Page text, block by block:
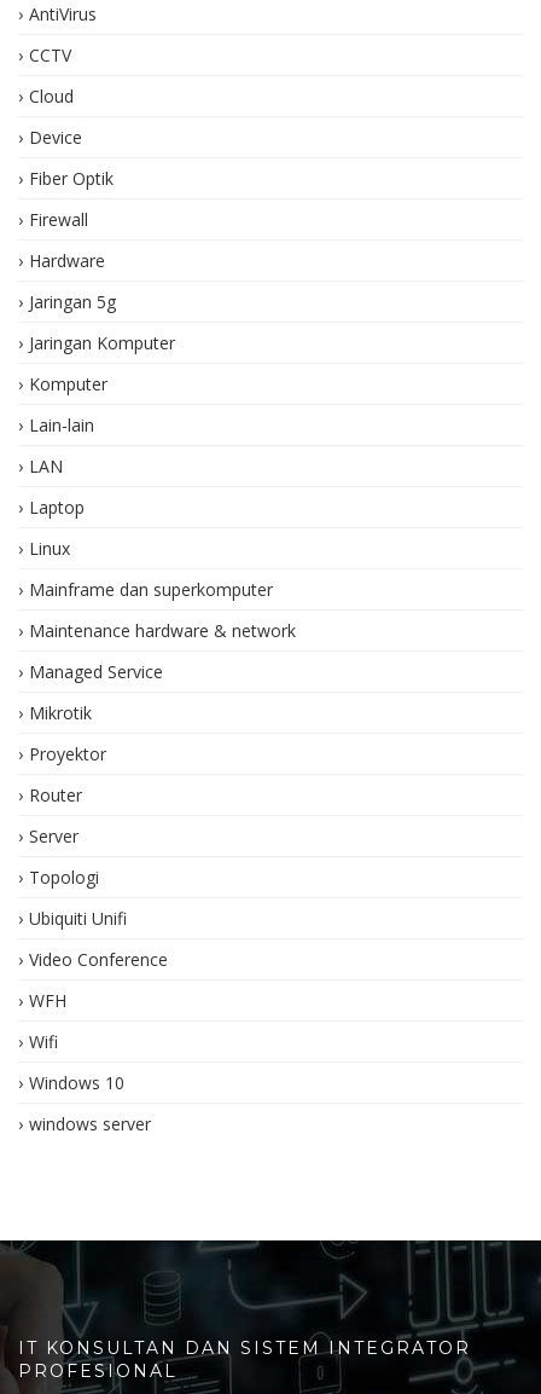
AntiVirus
CCTV
Cloud
Device
Fiber Optik
Firewall
Hardware
Jaringan 5g
Jaringan Komputer
Komputer
Lain-lain
LAN
Laptop
Linux
Mainframe dan superkomputer
Maintenance hardware & network
Managed Service
Mikrotik
Proyektor
Router
Server
Topologi
Ubiquiti Unifi
Video Conference
WFH
Wifi
Windows 10
windows server
IT KONSULTAN DAN SISTEM INTEGRATOR
PROFESIONAL